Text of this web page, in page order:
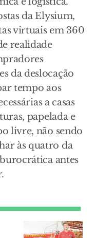
da Elysium,
virtuais em 360
realidade
da deslocação
tempo aos
a casas
papelada e
livre, não sendo
às quatro da
antes